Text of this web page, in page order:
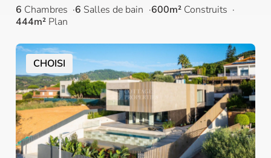
6 Chambres 6 Salles de bain 600m² Construits
444m² Plan
CHOISI